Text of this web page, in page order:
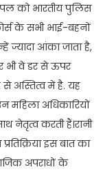
को भारतीय पुलिस
के सभी भाई-बहनों
ज्यादा आंका जाता है,
भी वे डर से ऊपर
अस्तित्व में है. यह
महिला अधिकारियों
नेतृत्व करती हैं।रानी
इस बात का
अपराधों के